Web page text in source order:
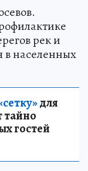
рек и
в населенных
для
тайно
гостей